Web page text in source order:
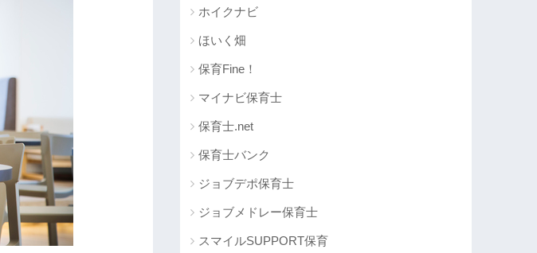
ホイクナビ
ほいく畑
保育Fine！
マイナビ保育士
保育士.net
保育士バンク
ジョブデポ保育士
ジョブメドレー保育士
スマイルSUPPORT保育